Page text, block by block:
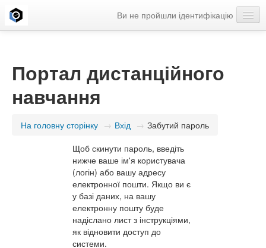
Ви не пройшли ідентифікацію
Портал дистанційного
навчання
На головну сторінку → Вхід → Забутий пароль
Щоб скинути пароль, введіть
нижче ваше ім'я користувача
(логін) або вашу адресу
електронної пошти. Якщо ви є
у базі даних, на вашу
електронну пошту буде
надіслано лист з інструкціями,
як відновити доступ до
системи.